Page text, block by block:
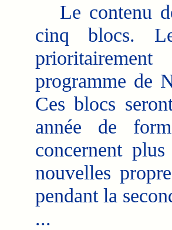
Le contenu
cinq blocs.
programme de
Ces blocs
année de
concernent
nouvelles
pendant la
...